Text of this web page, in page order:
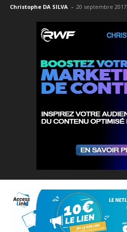
Christophe DA SILVA - 20 septembre 2017